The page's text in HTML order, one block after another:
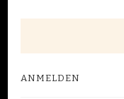
ANMELDEN